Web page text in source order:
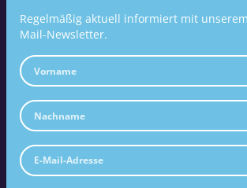
Regelmäßig aktuell informiert mit
Mail-Newsletter.